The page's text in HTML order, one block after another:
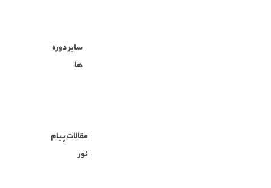
سایر دوره
ها
مقالات پیام
نور